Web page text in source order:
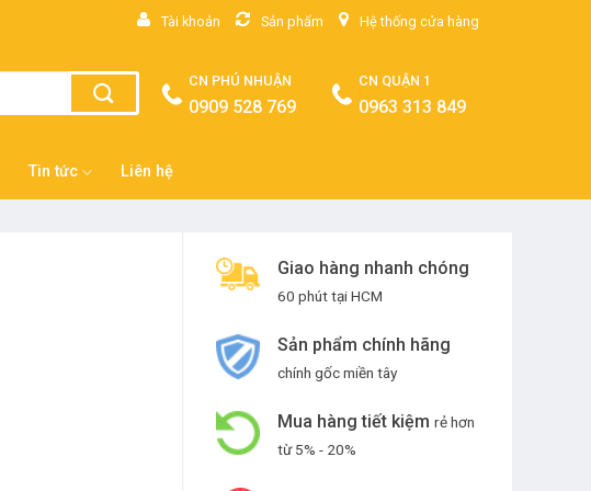
Tài khoản Sản phẩm Hệ thống cửa hàng
CN PHÚ NHUẬN
0909 528 769
CN QUẬN 1
0963 313 849
Tin tức Liên hệ
Giao hàng nhanh chóng
60 phút tại HCM
Sản phẩm chính hãng
chính gốc miền tây
Mua hàng tiết kiệm rẻ hơn
từ 5% - 20%